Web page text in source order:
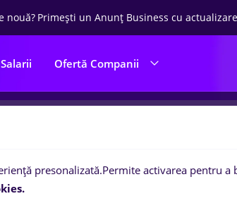
nouă? Primești un Anunț Business cu
Salarii Ofertă Companii
presonalizată.Permite activarea pentru a